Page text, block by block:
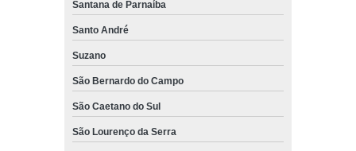
Santana de Parnaíba
Santo André
Suzano
São Bernardo do Campo
São Caetano do Sul
São Lourenço da Serra